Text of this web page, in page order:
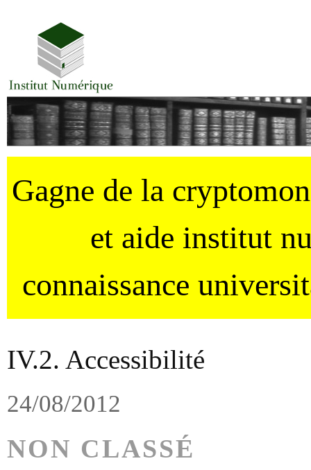
Gagne de la
et aide institut
connaissance
IV.2. Accessibilité
24/08/2012
NON CLASSÉ